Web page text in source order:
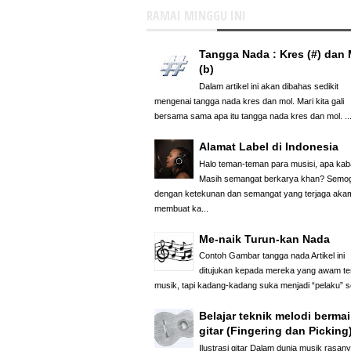
Tangga Nada : Kres (#) dan
(b)
Dalam artikel ini akan dibahas sedikit
mengenai tangga nada kres dan mol. Mari kita gali
bersama sama apa itu tangga nada kres dan mol. ...
Alamat Label di Indonesia
Halo teman-teman para musisi, apa
Masih semangat berkarya khan?
dengan ketekunan dan semangat yang terjaga
membuat ka...
Me-naik Turun-kan Nada
Contoh Gambar tangga nada Artikel ini
ditujukan kepada mereka yang awam
musik, tapi kadang-kadang suka menjadi “pelaku”
Belajar teknik melodi
gitar (Fingering dan Picking)
Ilustrasi gitar Dalam dunia musik